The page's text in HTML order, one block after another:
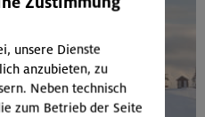
unsere Dienste
anzubieten, zu
Neben technisch
zum Betrieb der Seite